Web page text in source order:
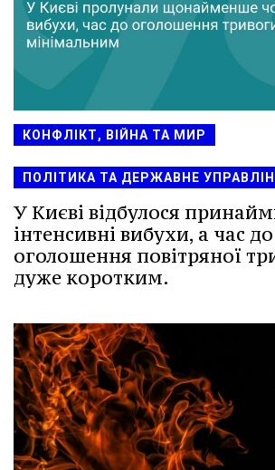
КОНФЛІКТ, ВІЙНА ТА МИР
ПОЛІТИКА ТА ДЕРЖАВНЕ
У Києві відбулося
інтенсивні вибухи, а час до
оголошення повітряної
дуже коротким.